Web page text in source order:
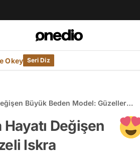
Okey Seri Diz
Büyük Beden Model: Güzeller
Değişen
Iskra